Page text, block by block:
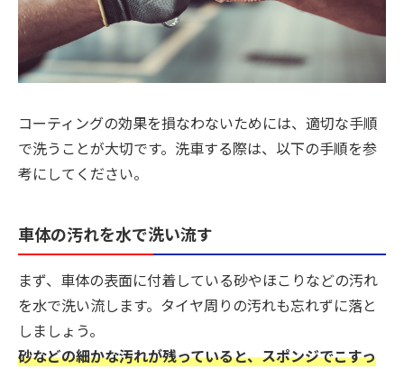
コーティングの効果を損なわないためには、適切な手順
で洗うことが大切です。洗車する際は、以下の手順を参
考にしてください。
車体の汚れを水で洗い流す
まず、車体の表面に付着している砂やほこりなどの汚れ
を水で洗い流します。タイヤ周りの汚れも忘れずに落と
しましょう。
砂などの細かな汚れが残っていると、スポンジでこすっ